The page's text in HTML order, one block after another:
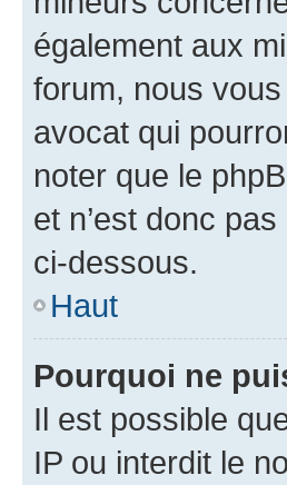
également aux
forum, nous
avocat qui
noter que le
et n’est donc
ci-dessous.
Haut
Pourquoi ne
Il est possible
IP ou interdit le